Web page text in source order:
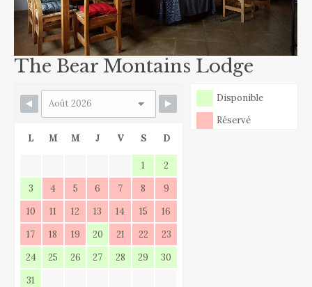
The Bear Montains Lodge
Disponible
Réservé
L
M M J V S D
1
2
3
4 5 6 7 8
9
10
11 12 13 14 15
16
17
18 19 20 21 22
23
24
25 26 27 28 29
30
31